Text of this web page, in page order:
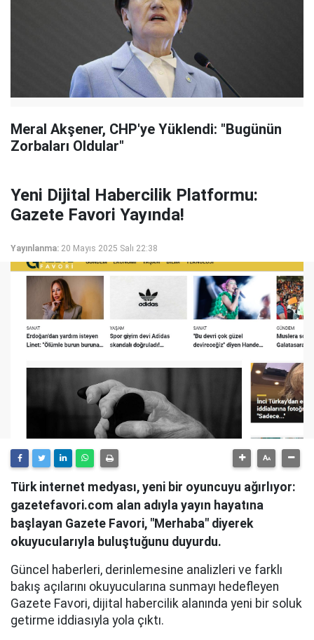
Meral Akşener, CHP'ye Yüklendi: "Bugünün
Zorbaları Oldular"
Yeni Dijital Habercilik Platformu:
Gazete Favori Yayında!
Yayınlanma: 20 Mayıs 2025 Salı 22:38
Türk internet medyası, yeni bir oyuncuyu ağırlıyor:
gazetefavori.com alan adıyla yayın hayatına
başlayan Gazete Favori, "Merhaba" diyerek
okuyucularıyla buluştuğunu duyurdu.
Güncel haberleri, derinlemesine analizleri ve farklı
bakış açılarını okuyucularına sunmayı hedefleyen
Gazete Favori, dijital habercilik alanında yeni bir soluk
getirme iddiasıyla yola çıktı.